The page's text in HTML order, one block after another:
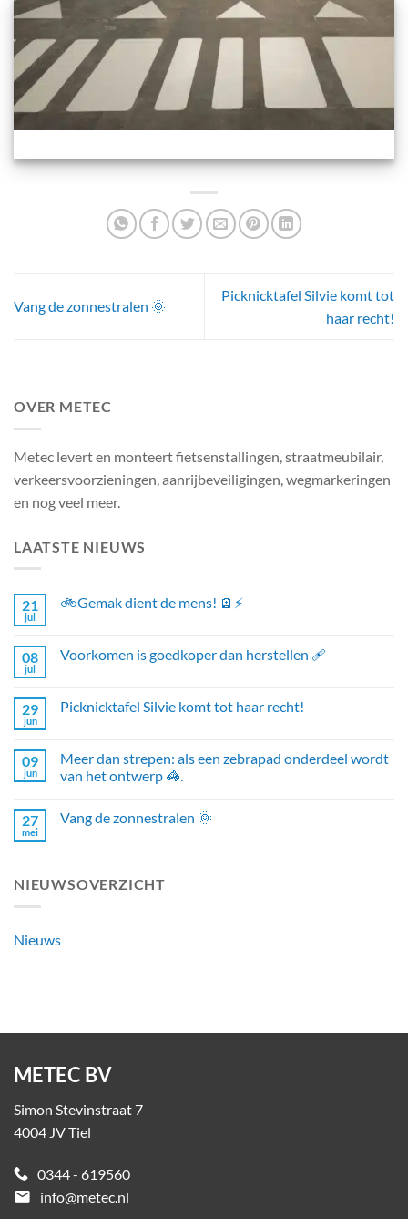
Vang de zonnestralen 🌞
Picknicktafel Silvie komt tot
haar recht!
OVER METEC
Metec levert en monteert fietsenstallingen, straatmeubilair,
verkeersvoorzieningen, aanrijbeveiligingen, wegmarkeringen
en nog veel meer.
LAATSTE NIEUWS
21
jul
🚲Gemak dient de mens! 🪫⚡
08
jul
Voorkomen is goedkoper dan herstellen 🩹
29
jun
Picknicktafel Silvie komt tot haar recht!
09
jun
Meer dan strepen: als een zebrapad onderdeel wordt
van het ontwerp 🦓.
27
mei
Vang de zonnestralen 🌞
NIEUWSOVERZICHT
Nieuws
METEC BV
Simon Stevinstraat 7
4004 JV Tiel
0344 - 619560
email
info@metec.nl